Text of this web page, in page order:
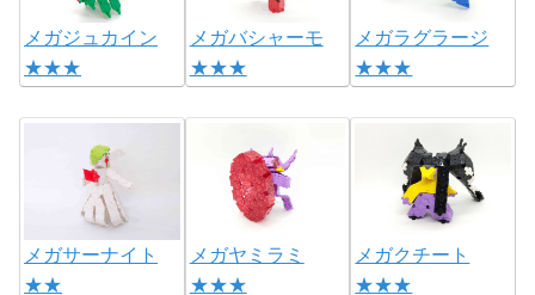
メガジュカイン
★★★
メガバシャーモ
★★★
メガラグラージ
★★★
メガサーナイト
★★
メガヤミラミ
★★★
メガクチート
★★★